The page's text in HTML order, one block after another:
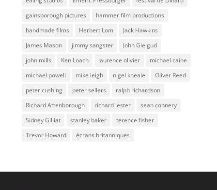
gainsborough pictures
hammer film productions
handmade films
Herbert Lom
Jack Hawkins
James Mason
jimmy sangster
John Gielgud
john mills
Ken Loach laurence olivier
michael caine
michael powell
mike leigh nigel kneale
Oliver Reed
peter cushing
peter sellers
ralph richardson
Richard Attenborough
richard lester
sean connery
Sidney Gilliat
stanley baker
terence fisher
Trevor Howard
écrans britanniques